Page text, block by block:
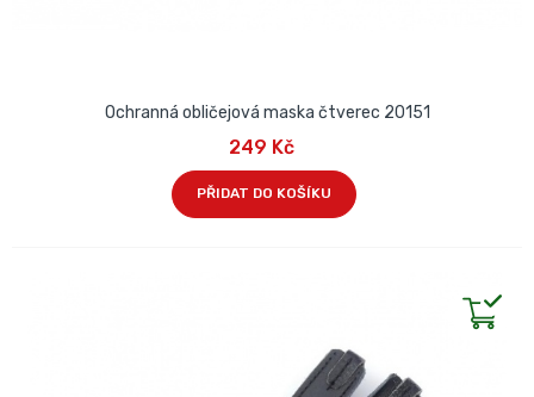
Ochranná obličejová maska čtverec 20151
249 Kč
PŘIDAT DO KOŠÍKU